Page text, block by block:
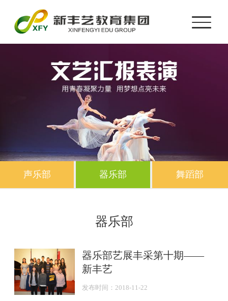
声乐部 器乐部 舞蹈部
器乐部
器乐部艺展丰采第十期——
新丰艺
发布时间：2018-11-22